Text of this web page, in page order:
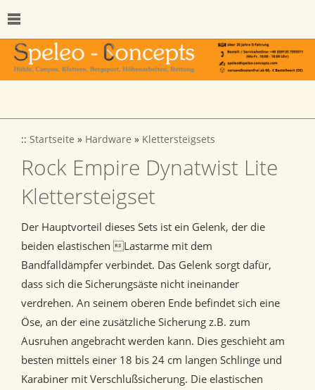
:: Startseite » Hardware » Klettersteigsets
Rock Empire Dynatwist Lite
Klettersteigset
Der Hauptvorteil dieses Sets ist ein Gelenk, der die
beiden elastischen Lastarme mit dem
Bandfalldämpfer verbindet. Das Gelenk sorgt dafür,
dass sich die Sicherungsäste nicht ineinander
verdrehen. An seinem oberen Ende befindet sich eine
Öse, an der eine zusätzliche Sicherung z.B. zum
Ausruhen angebracht werden kann. Dies geschieht am
besten mittels einer 18 bis 24 cm langen Schlinge und
Karabiner mit Verschlußsicherung. Die elastischen